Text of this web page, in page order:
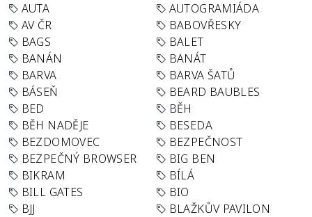
AUTA
AUTOGRAMIÁDA
AV ČR
BABOVŘESKY
BAGS
BALET
BANÁN
BANÁT
BARVA
BARVA ŠATŮ
BÁSEŇ
BEARD BAUBLES
BED
BĚH
BĚH NADĚJE
BESEDA
BEZDOMOVEC
BEZPEČNOST
BEZPEČNÝ BROWSER
BIG BEN
BIKRAM
BÍLÁ
BILL GATES
BIO
BJJ
BLAŽKŮV PAVILON